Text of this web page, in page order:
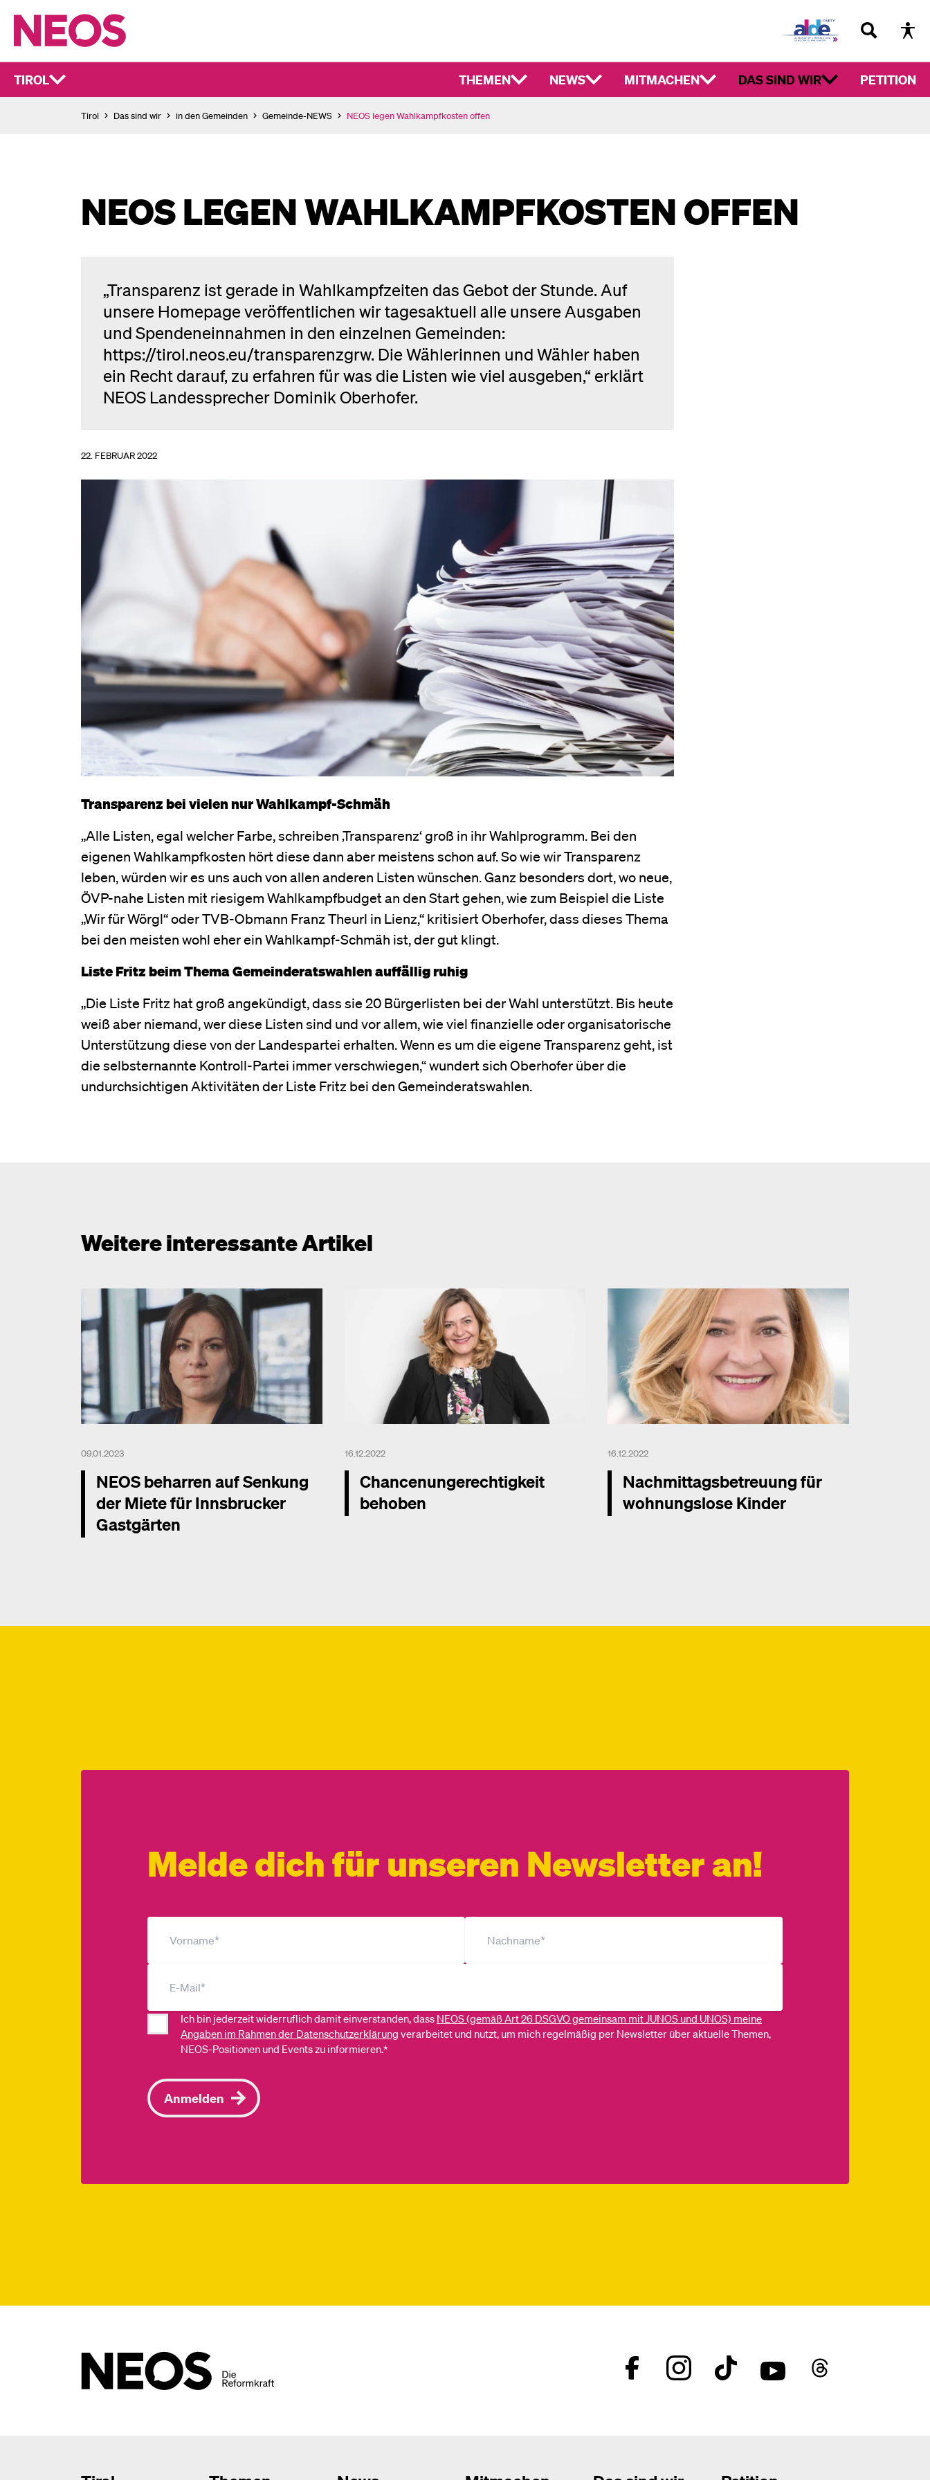
TIROL THEMEN NEWS MITMACHEN DAS SIND WIR PETITION
Tirol Das sind wir in den Gemeinden Gemeinde-NEWS NEOS legen Wahlkampfkosten offen
NEOS LEGEN WAHLKAMPFKOSTEN OFFEN
„Transparenz ist gerade in Wahlkampfzeiten das Gebot der Stunde. Auf
unsere Homepage veröffentlichen wir tagesaktuell alle unsere Ausgaben
und Spendeneinnahmen in den einzelnen Gemeinden:
https://tirol.neos.eu/transparenzgrw. Die Wählerinnen und Wähler haben
ein Recht darauf, zu erfahren für was die Listen wie viel ausgeben,“ erklärt
NEOS Landessprecher Dominik Oberhofer.
22. FEBRUAR 2022
Transparenz bei vielen nur Wahlkampf-Schmäh
„Alle Listen, egal welcher Farbe, schreiben ‚Transparenz‘ groß in ihr Wahlprogramm. Bei den
eigenen Wahlkampfkosten hört diese dann aber meistens schon auf. So wie wir Transparenz
leben, würden wir es uns auch von allen anderen Listen wünschen. Ganz besonders dort, wo neue,
ÖVP-nahe Listen mit riesigem Wahlkampfbudget an den Start gehen, wie zum Beispiel die Liste
„Wir für Wörgl“ oder TVB-Obmann Franz Theurl in Lienz,“ kritisiert Oberhofer, dass dieses Thema
bei den meisten wohl eher ein Wahlkampf-Schmäh ist, der gut klingt.
Liste Fritz beim Thema Gemeinderatswahlen auffällig ruhig
„Die Liste Fritz hat groß angekündigt, dass sie 20 Bürgerlisten bei der Wahl unterstützt. Bis heute
weiß aber niemand, wer diese Listen sind und vor allem, wie viel finanzielle oder organisatorische
Unterstützung diese von der Landespartei erhalten. Wenn es um die eigene Transparenz geht, ist
die selbsternannte Kontroll-Partei immer verschwiegen,“ wundert sich Oberhofer über die
undurchsichtigen Aktivitäten der Liste Fritz bei den Gemeinderatswahlen.
Weitere interessante Artikel
09.01.2023
NEOS beharren auf Senkung
der Miete für Innsbrucker
Gastgärten
16.12.2022
Chancenungerechtigkeit
behoben
16.12.2022
Nachmittagsbetreuung für
wohnungslose Kinder
Melde dich für unseren Newsletter an!
Ich bin jederzeit widerruflich damit einverstanden, dass NEOS (gemäß Art 26 DSGVO gemeinsam mit JUNOS und UNOS) meine
Angaben im Rahmen der Datenschutzerklärung verarbeitet und nutzt, um mich regelmäßig per Newsletter über aktuelle Themen,
NEOS-Positionen und Events zu informieren.*
Anmelden